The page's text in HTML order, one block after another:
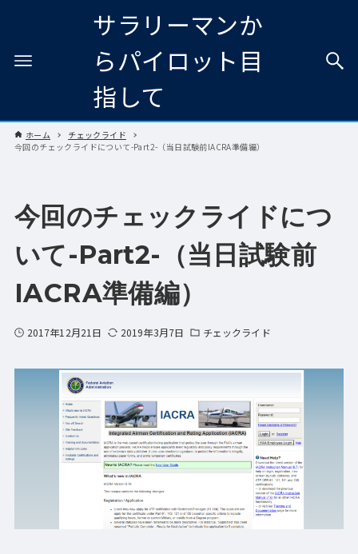
サラリーマンか
らパイロット目
指して
ホーム
チェックライド
今回のチェックライドについて-Part2-（当日試験前IACRA準備編）
今回のチェックライドにつ
いて-Part2-（当日試験前
IACRA準備編）
2017年12月21日 2019年3月7日 チェックライド